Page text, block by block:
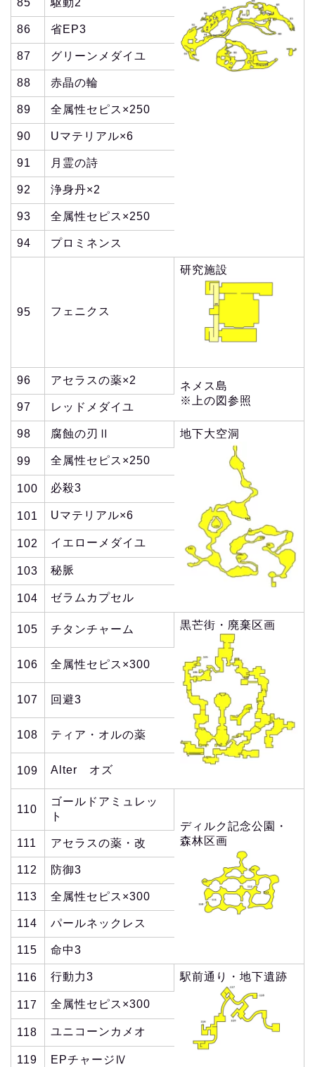
85 駆動2
86 省EP3
87 グリーンメダイユ
88 赤晶の輪
89 全属性セピス×250
90 Uマテリアル×6
91 月霊の詩
92 浄身丹×2
93 全属性セピス×250
94 プロミネンス
95 フェニクス
研究施設
96 アセラスの薬×2
ネメス島
※上の図参照
97 レッドメダイユ
98 腐蝕の刃Ⅱ 地下大空洞
99 全属性セピス×250
100 必殺3
101 Uマテリアル×6
102 イエローメダイユ
103 秘脈
104 ゼラムカプセル
105 チタンチャーム 黒芒街・廃棄区画
106 全属性セピス×300
107 回避3
108 ティア・オルの薬
109 Alter オズ
110
ゴールドアミュレッ
ト
ディルク記念公園・
森林区画
111 アセラスの薬・改
112 防御3
113 全属性セピス×300
114 パールネックレス
115 命中3
116 行動力3 駅前通り・地下遺跡
117 全属性セピス×300
118 ユニコーンカメオ
119 EPチャージⅣ